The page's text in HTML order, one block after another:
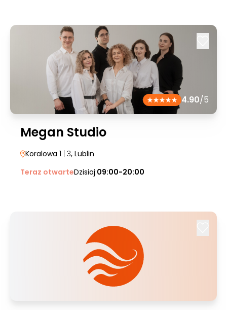
4.90/5
Megan Studio
Koralowa 1 | 3, Lublin
Teraz otwarteDzisiaj:09:00-20:00